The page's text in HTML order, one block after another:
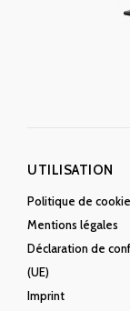
UTILISATION
Politique de
Mentions légales
Déclaration de
(UE)
Imprint